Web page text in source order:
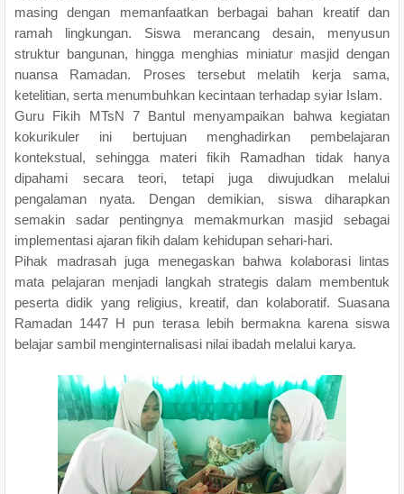
masing dengan memanfaatkan berbagai bahan kreatif dan
ramah lingkungan. Siswa merancang desain, menyusun
struktur bangunan, hingga menghias miniatur masjid dengan
nuansa Ramadan. Proses tersebut melatih kerja sama,
ketelitian, serta menumbuhkan kecintaan terhadap syiar Islam.
Guru Fikih MTsN 7 Bantul menyampaikan bahwa kegiatan
kokurikuler ini bertujuan menghadirkan pembelajaran
kontekstual, sehingga materi fikih Ramadhan tidak hanya
dipahami secara teori, tetapi juga diwujudkan melalui
pengalaman nyata. Dengan demikian, siswa diharapkan
semakin sadar pentingnya memakmurkan masjid sebagai
implementasi ajaran fikih dalam kehidupan sehari-hari.
Pihak madrasah juga menegaskan bahwa kolaborasi lintas
mata pelajaran menjadi langkah strategis dalam membentuk
peserta didik yang religius, kreatif, dan kolaboratif. Suasana
Ramadan 1447 H pun terasa lebih bermakna karena siswa
belajar sambil menginternalisasi nilai ibadah melalui karya.